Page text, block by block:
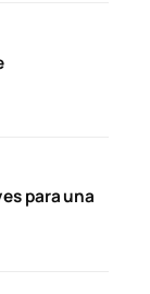
para una